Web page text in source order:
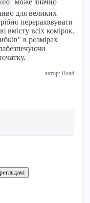
може значно
для великих
перераховувати
вмісту всіх комірок.
в розмірах
автор: Bond